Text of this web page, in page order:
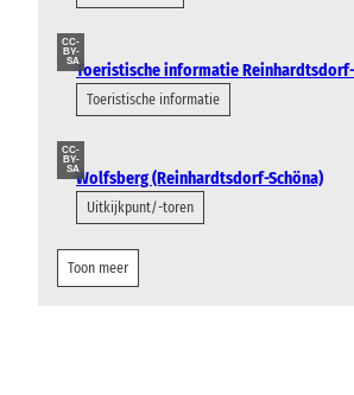
CC-
BY-
SAToeristische informatie
Toeristische informatie
CC-
BY-
SAWolfsberg (Reinhardtsdorf-Schöna)
Uitkijkpunt/-toren
Toon meer